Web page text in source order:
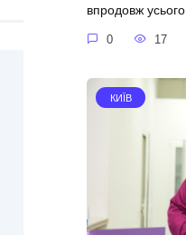
впродовж усього
0 17
КИЇВ